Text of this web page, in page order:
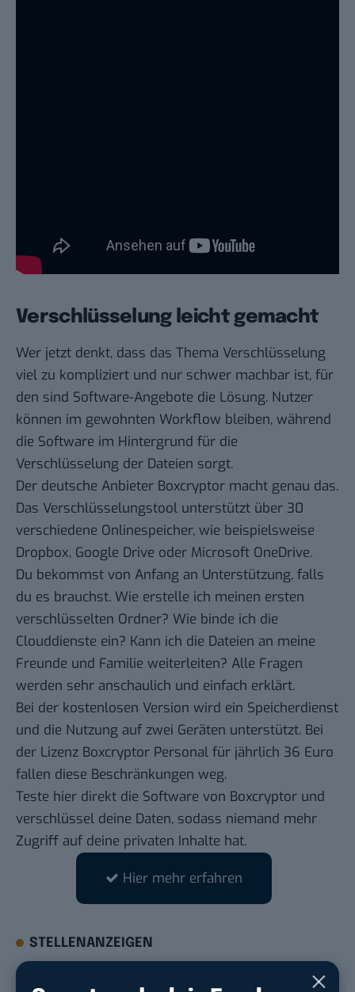
Verschlüsselung leicht gemacht
Wer jetzt denkt, dass das Thema Verschlüsselung
viel zu kompliziert und nur schwer machbar ist, für
den sind Software-Angebote die Lösung. Nutzer
können im gewohnten Workflow bleiben, während
die Software im Hintergrund für die
Verschlüsselung der Dateien sorgt.
Der deutsche Anbieter Boxcryptor macht genau das.
Das Verschlüsselungstool unterstützt über 30
verschiedene Onlinespeicher, wie beispielsweise
Dropbox, Google Drive oder Microsoft OneDrive.
Du bekommst von Anfang an Unterstützung, falls
du es brauchst. Wie erstelle ich meinen ersten
verschlüsselten Ordner? Wie binde ich die
Clouddienste ein? Kann ich die Dateien an meine
Freunde und Familie weiterleiten? Alle Fragen
werden sehr anschaulich und einfach erklärt.
Bei der kostenlosen Version wird ein Speicherdienst
und die Nutzung auf zwei Geräten unterstützt. Bei
der Lizenz Boxcryptor Personal für jährlich 36 Euro
fallen diese Beschränkungen weg.
Teste hier direkt die Software von Boxcryptor und
verschlüssel deine Daten, sodass niemand mehr
Zugriff auf deine privaten Inhalte hat.
Hier mehr erfahren
STELLENANZEIGEN
Social Media Content Creator (m/w/d)